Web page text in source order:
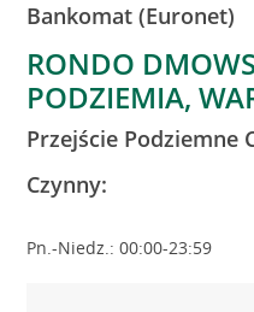
Bankomat (Euronet)
RONDO
PODZIEMIA,
Przejście Podziemne
Czynny:
Pn.-Niedz.: 00:00-23:59